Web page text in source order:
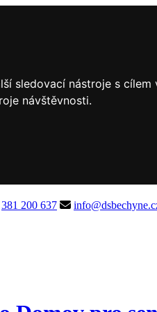
sledovací nástroje s
návštěvnosti.
381 200 637